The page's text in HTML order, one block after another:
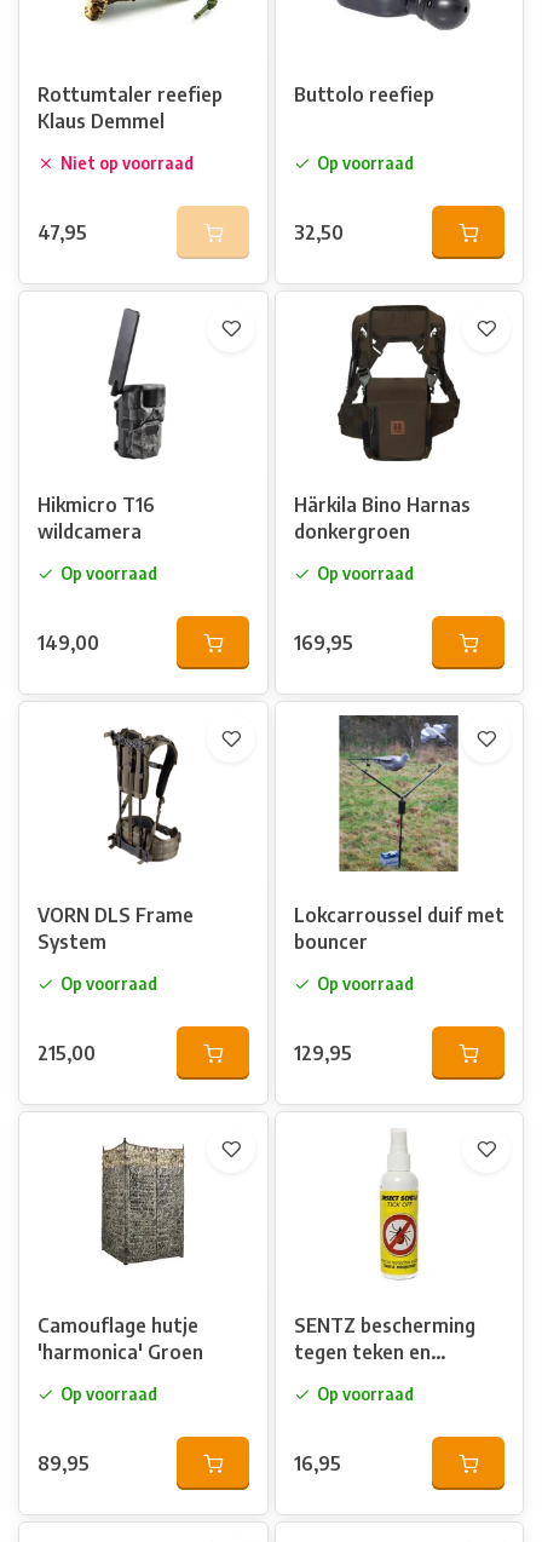
Rottumtaler reefiep
Klaus Demmel
Niet op voorraad
47,95
Buttolo reefiep
Op voorraad
32,50
Hikmicro T16
wildcamera
Op voorraad
149,00
Härkila Bino Harnas
donkergroen
Op voorraad
169,95
VORN DLS Frame
System
Op voorraad
215,00
Lokcarroussel duif met
bouncer
Op voorraad
129,95
Camouflage hutje
'harmonica' Groen
Op voorraad
89,95
SENTZ bescherming
tegen teken en
Op voorraad
16,95